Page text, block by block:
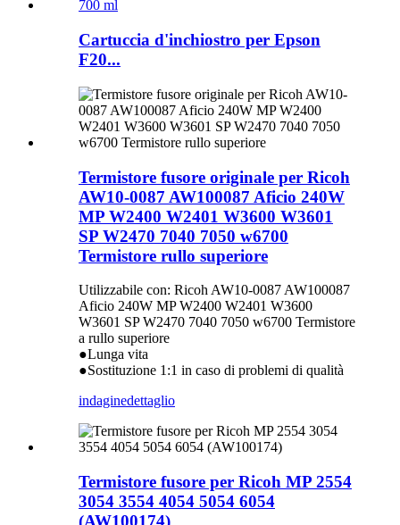
Cartuccia d'inchiostro per Epson
F20...
Termistore fusore originale per Ricoh
AW10-0087 AW100087 Aficio 240W
MP W2400 W2401 W3600 W3601
SP W2470 7040 7050 w6700
Termistore rullo superiore
Utilizzabile con: Ricoh AW10-0087 AW100087
Aficio 240W MP W2400 W2401 W3600
W3601 SP W2470 7040 7050 w6700 Termistore
a rullo superiore
●Lunga vita
●Sostituzione 1:1 in caso di problemi di qualità
indaginedettaglio
Termistore fusore per Ricoh MP 2554
3054 3554 4054 5054 6054
(AW100174)